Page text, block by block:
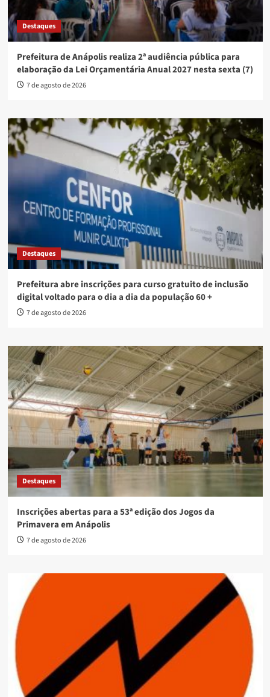
Destaques
Prefeitura de Anápolis realiza 2ª audiência pública para
elaboração da Lei Orçamentária Anual 2027 nesta sexta (7)
7 de agosto de 2026
Destaques
Prefeitura abre inscrições para curso gratuito de inclusão
digital voltado para o dia a dia da população 60 +
7 de agosto de 2026
Destaques
Inscrições abertas para a 53ª edição dos Jogos da
Primavera em Anápolis
7 de agosto de 2026